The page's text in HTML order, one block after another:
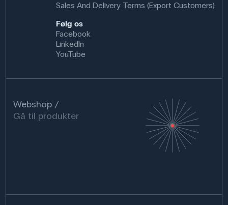
Sales And Delivery Terms (Export Customers)
Følg os
Facebook
LinkedIn
YouTube
Webshop
Gå til produkter